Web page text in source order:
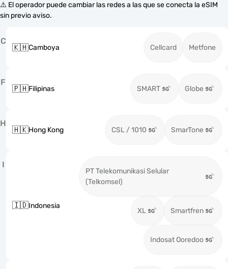
⚠️ El operador puede cambiar las redes a las que se conecta la eSIM
sin previo aviso.
C
🇰🇭Camboya Cellcard Metfone
F
🇵🇭Filipinas SMART Globe
H
🇭🇰Hong Kong CSL / 1010 SmarTone
I
🇮🇩Indonesia
PT Telekomunikasi Selular
(Telkomsel)
XL Smartfren
Indosat Ooredoo